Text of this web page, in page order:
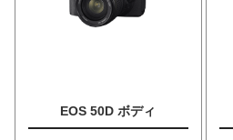
EOS 50D ボディ